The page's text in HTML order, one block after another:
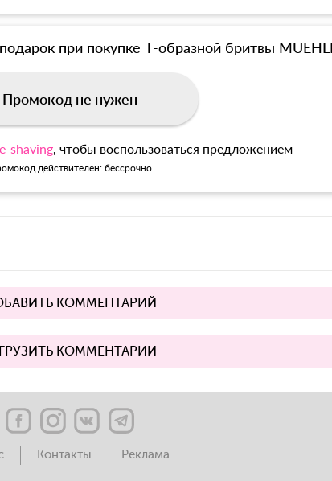
при покупке Т-образной бритвы
Промокод не нужен
shaving, чтобы воспользоваться предложением
действителен: бессрочно
КОММЕНТАРИЙ
КОММЕНТАРИИ
Контакты Реклама